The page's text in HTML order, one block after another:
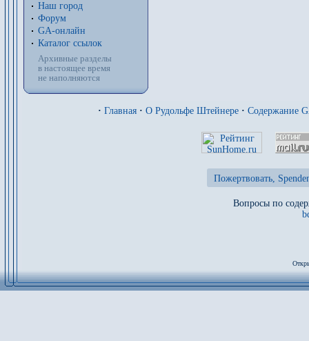
Наш город
Форум
GA-онлайн
Каталог ссылок
Архивные разделы
в настоящее время
не наполняются
· Главная · О Рудольфе Штейнере · Содержание
Пожертвовать,
Вопросы по